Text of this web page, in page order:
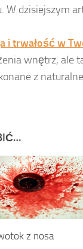
W dzisiejszym
i trwałość w
wnętrz, ale
z
z nosa